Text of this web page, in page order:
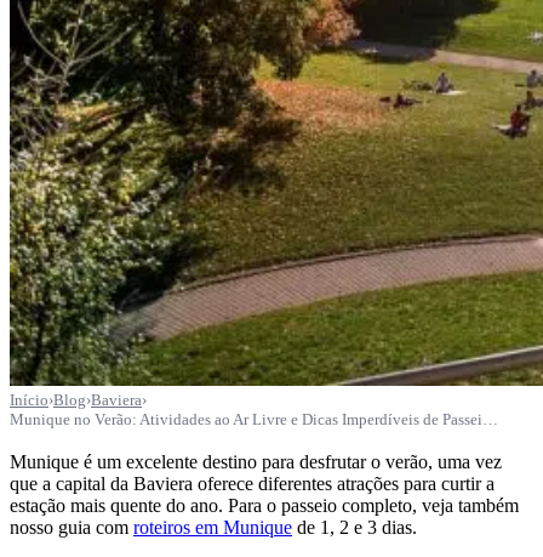
Início›Blog›Baviera›
Munique no Verão: Atividades ao Ar Livre e Dicas Imperdíveis de Passei…
Munique é um excelente destino para desfrutar o verão, uma vez
que a capital da Baviera oferece diferentes atrações para curtir a
estação mais quente do ano. Para o passeio completo, veja também
nosso guia com roteiros em Munique de 1, 2 e 3 dias.